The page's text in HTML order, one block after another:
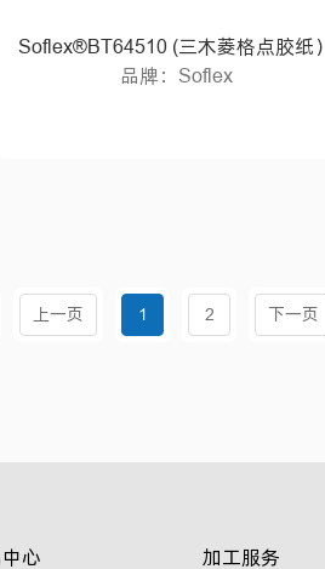
Soflex®BT64510 (三木菱格点胶纸）
品牌：Soflex
上一页 1 2 下一页
心 加工服务